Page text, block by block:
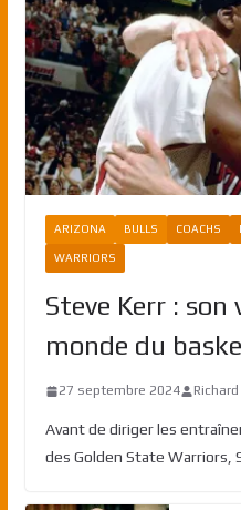
ARIZONA BULLS COACHS
WARRIORS
Steve Kerr : son
monde du
27 septembre 2024
Avant de diriger les
des Golden State Warriors,